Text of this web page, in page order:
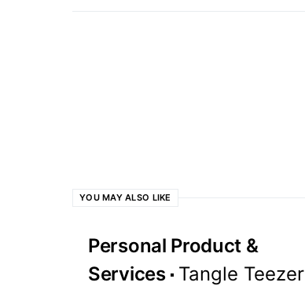
YOU MAY ALSO LIKE
Personal Product &
Services Tangle Teezer